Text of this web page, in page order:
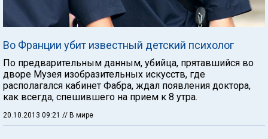
Во Франции убит известный детский психолог
По предварительным данным, убийца, прятавшийся во
дворе Музея изобразительных искусств, где
располагался кабинет Фабра, ждал появления доктора,
как всегда, спешившего на прием к 8 утра.
20.10.2013 09:21 // В мире